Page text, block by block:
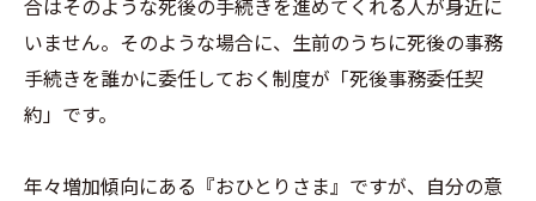
合はそのような死後の手続きを進めてくれる人が身近に
いません。そのような場合に、生前のうちに死後の事務
手続きを誰かに委任しておく制度が「死後事務委任契
約」です。
年々増加傾向にある『おひとりさま』ですが、自分の意